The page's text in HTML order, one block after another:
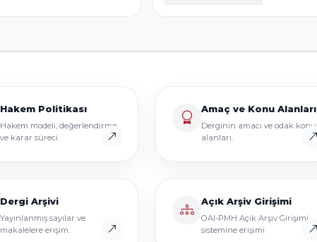
Hakem Politikası
Hakem modeli, değerlendirme
ve karar süreci.
Amaç ve Konu Alanları
Derginin amacı ve odak konu
alanları.
Dergi Arşivi
Yayınlanmış sayılar ve
makalelere erişim.
Açık Arşiv Girişimi
OAI-PMH Açık Arşiv Girişimi
sistemine erişimi